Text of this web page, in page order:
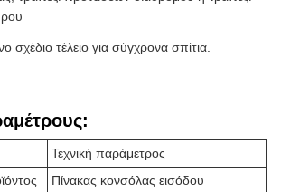
σχέδιο τέλειο για σύγχρονα σπίτια.
Τεχνική παράμετρος
Πίνακας κονσόλας εισόδου